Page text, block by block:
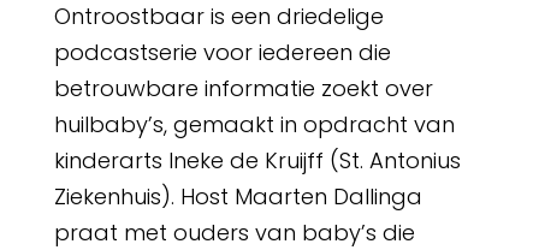
Ontroostbaar is een driedelige
podcastserie voor iedereen die
betrouwbare informatie zoekt over
huilbaby’s, gemaakt in opdracht van
kinderarts Ineke de Kruijff (St. Antonius
Ziekenhuis). Host Maarten Dallinga
praat met ouders van baby’s die